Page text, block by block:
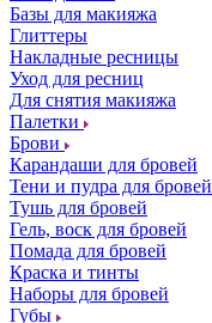
Базы для макияжа
Глиттеры
Накладные ресницы
Уход для ресниц
Для снятия макияжа
Палетки
Брови
Карандаши для бровей
Тени и пудра для бровей
Тушь для бровей
Гель, воск для бровей
Помада для бровей
Краска и тинты
Наборы для бровей
Губы